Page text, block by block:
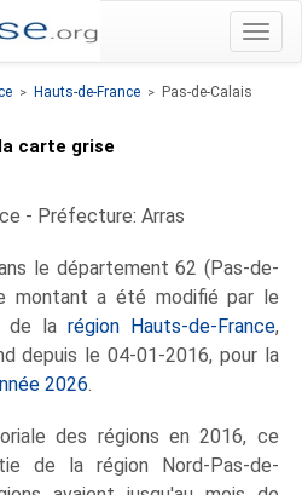
Menu
> Hauts-de-France > Pas-de-Calais
carte grise
- Préfecture: Arras
le département 62 (Pas-de-
montant a été modifié par le
de la région Hauts-de-France,
depuis le 04-01-2016, pour la
2026.
des régions en 2016, ce
de la région Nord-Pas-de-